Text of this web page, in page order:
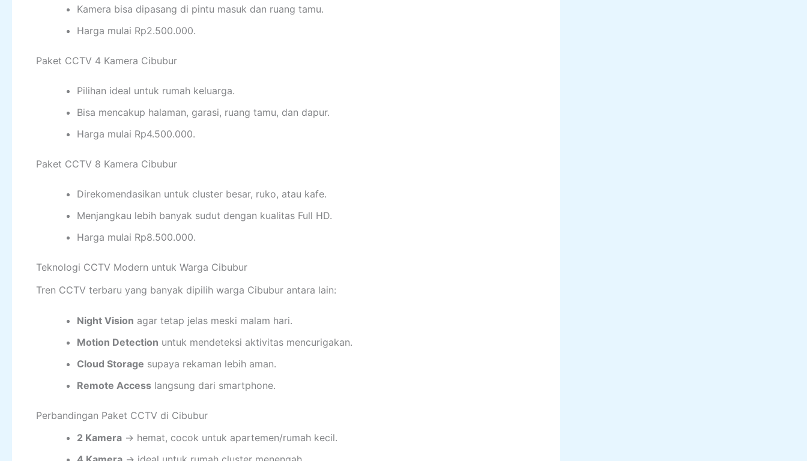
Kamera bisa dipasang di pintu masuk dan ruang tamu.
Harga mulai Rp2.500.000.
Paket CCTV 4 Kamera Cibubur
Pilihan ideal untuk rumah keluarga.
Bisa mencakup halaman, garasi, ruang tamu, dan dapur.
Harga mulai Rp4.500.000.
Paket CCTV 8 Kamera Cibubur
Direkomendasikan untuk cluster besar, ruko, atau kafe.
Menjangkau lebih banyak sudut dengan kualitas Full HD.
Harga mulai Rp8.500.000.
Teknologi CCTV Modern untuk Warga Cibubur
Tren CCTV terbaru yang banyak dipilih warga Cibubur antara lain:
Night Vision agar tetap jelas meski malam hari.
Motion Detection untuk mendeteksi aktivitas mencurigakan.
Cloud Storage supaya rekaman lebih aman.
Remote Access langsung dari smartphone.
Perbandingan Paket CCTV di Cibubur
2 Kamera → hemat, cocok untuk apartemen/rumah kecil.